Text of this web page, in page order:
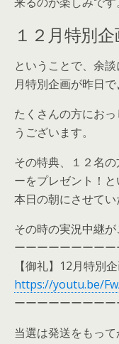
１２月特別
ということで、余
月特別企画が昨日で
たくさんの方にお
うございます。
その特典、１２名
ーをプレゼント！と
本日の朝にさせてい
その時の実況中継
ーーーーーーーー
【御礼】12月特別
https://youtu.be/
ーーーーーーーー
当選は発送をもって